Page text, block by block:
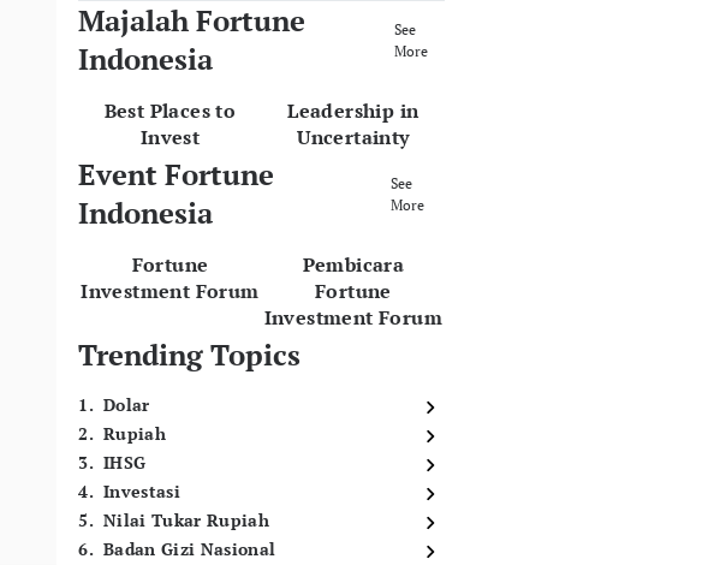
Majalah Fortune
Indonesia
See
More
Best Places to
Invest
Leadership in
Uncertainty
Event Fortune
Indonesia
See
More
Fortune
Investment Forum
Pembicara
Fortune
Investment Forum
Trending Topics
1. Dolar
2. Rupiah
3. IHSG
4. Investasi
5. Nilai Tukar Rupiah
6. Badan Gizi Nasional